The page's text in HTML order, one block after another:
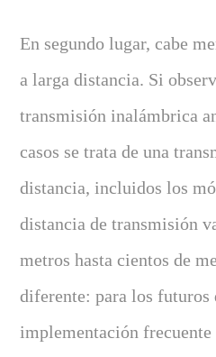
En segundo lugar, cabe
a larga distancia. Si
transmisión inalámbrica
casos se trata de una
distancia, incluidos los
distancia de transmisión
metros hasta cientos de
diferente: para los
implementación frecuente